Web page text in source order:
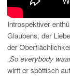
Introspektiver
Glaubens, der
der
„So everybody
wirft er spöttisch auf